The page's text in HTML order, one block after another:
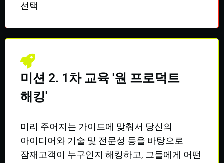
선택
미션 2. 1차 교육 '원 프로덕트
해킹'
미리 주어지는 가이드에 맞춰서 당신의
아이디어와 기술 및 전문성 등을 바탕으로
잠재고객이 누구인지 해킹하고, 그들에게 어떤